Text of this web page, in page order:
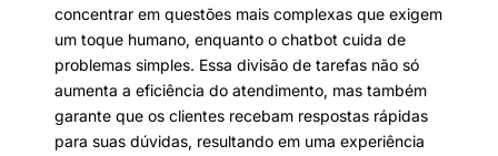
concentrar em questões mais complexas que exigem
um toque humano, enquanto o chatbot cuida de
problemas simples. Essa divisão de tarefas não só
aumenta a eficiência do atendimento, mas também
garante que os clientes recebam respostas rápidas
para suas dúvidas, resultando em uma experiência